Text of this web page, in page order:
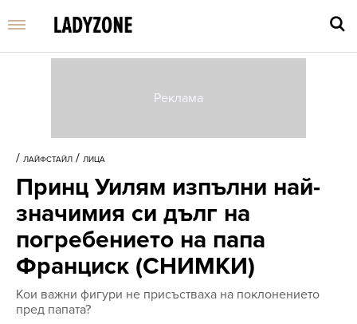
/ ЛАЙФСТАЙЛ / ЛИЦА
Принц Уилям изпълни най-
значимия си дълг на
погребението на папа
Франциск (СНИМКИ)
Кои важни фигури не присъстваха на поклонението
пред папата?